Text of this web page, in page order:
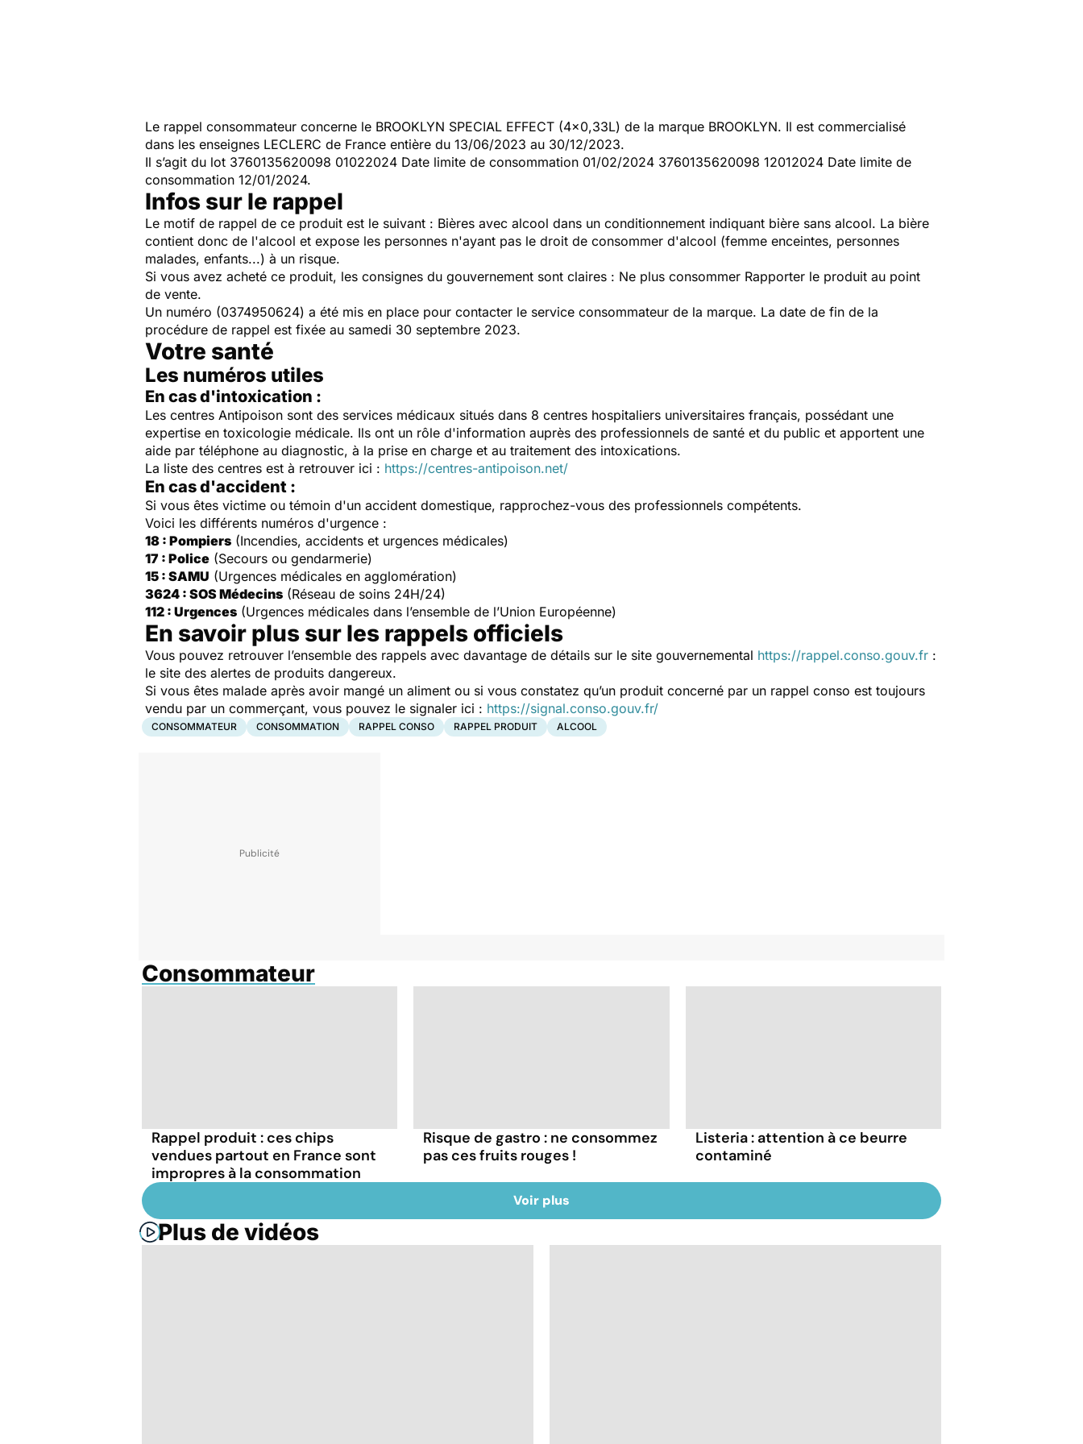
Le rappel consommateur concerne le BROOKLYN SPECIAL EFFECT (4x0,33L) de la marque BROOKLYN. Il est commercialisé
dans les enseignes LECLERC de France entière du 13/06/2023 au 30/12/2023.
Il s’agit du lot 3760135620098 01022024 Date limite de consommation 01/02/2024 3760135620098 12012024 Date limite de
consommation 12/01/2024.
Infos sur le rappel
Le motif de rappel de ce produit est le suivant : Bières avec alcool dans un conditionnement indiquant bière sans alcool. La bière
contient donc de l'alcool et expose les personnes n'ayant pas le droit de consommer d'alcool (femme enceintes, personnes
malades, enfants...) à un risque.
Si vous avez acheté ce produit, les consignes du gouvernement sont claires : Ne plus consommer Rapporter le produit au point
de vente.
Un numéro (0374950624) a été mis en place pour contacter le service consommateur de la marque. La date de fin de la
procédure de rappel est fixée au samedi 30 septembre 2023.
Votre santé
Les numéros utiles
En cas d'intoxication :
Les centres Antipoison sont des services médicaux situés dans 8 centres hospitaliers universitaires français, possédant une
expertise en toxicologie médicale. Ils ont un rôle d'information auprès des professionnels de santé et du public et apportent une
aide par téléphone au diagnostic, à la prise en charge et au traitement des intoxications.
La liste des centres est à retrouver ici : https://centres-antipoison.net/
En cas d'accident :
Si vous êtes victime ou témoin d'un accident domestique, rapprochez-vous des professionnels compétents.
Voici les différents numéros d'urgence :
18 : Pompiers (Incendies, accidents et urgences médicales)
17 : Police (Secours ou gendarmerie)
15 : SAMU (Urgences médicales en agglomération)
3624 : SOS Médecins (Réseau de soins 24H/24)
112 : Urgences (Urgences médicales dans l’ensemble de l’Union Européenne)
En savoir plus sur les rappels officiels
Vous pouvez retrouver l’ensemble des rappels avec davantage de détails sur le site gouvernemental https://rappel.conso.gouv.fr :
le site des alertes de produits dangereux.
Si vous êtes malade après avoir mangé un aliment ou si vous constatez qu’un produit concerné par un rappel conso est toujours
vendu par un commerçant, vous pouvez le signaler ici : https://signal.conso.gouv.fr/
CONSOMMATEUR CONSOMMATION RAPPEL CONSO RAPPEL PRODUIT ALCOOL
Consommateur
Rappel produit : ces chips
vendues partout en France sont
impropres à la consommation
Risque de gastro : ne consommez
pas ces fruits rouges !
Listeria : attention à ce beurre
contaminé
Voir plus
Plus de vidéos